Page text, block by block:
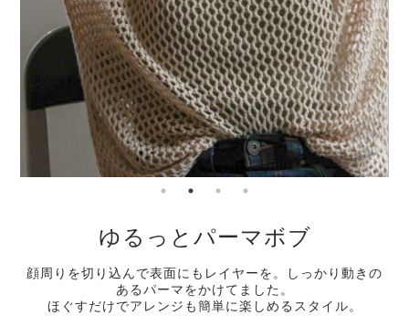
ゆるっとパーマボブ
顔周りを切り込んで表面にもレイヤーを。しっかり動きの
あるパーマをかけてました。
ほぐすだけでアレンジも簡単に楽しめるスタイル。